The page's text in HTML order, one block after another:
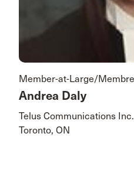
Member-at-Large/
Andrea Daly
Telus Communications
Toronto, ON